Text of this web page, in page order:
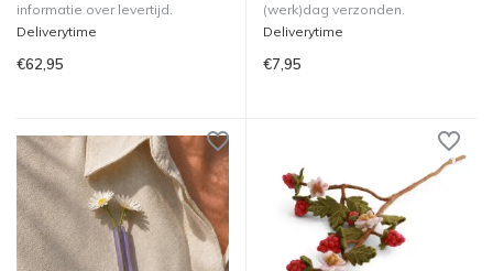
informatie over levertijd.
Deliverytime
€62,95
(werk)dag verzonden.
Deliverytime
€7,95